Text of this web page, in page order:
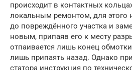
происходит в контактных
локальным ремонтом, для этого
до повреждённого участка и
новым, припаяв его к месту
отпаивается лишь конец
лишь припаять назад. Однако
статора инструкция по